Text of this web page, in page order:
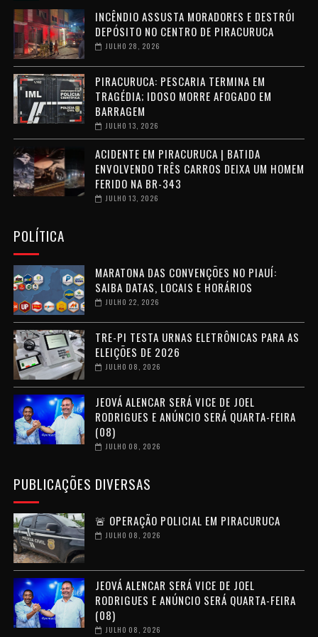
INCÊNDIO ASSUSTA MORADORES E DESTRÓI
DEPÓSITO NO CENTRO DE PIRACURUCA
JULHO 28, 2026
PIRACURUCA: PESCARIA TERMINA EM
TRAGÉDIA; IDOSO MORRE AFOGADO EM
BARRAGEM
JULHO 13, 2026
ACIDENTE EM PIRACURUCA | BATIDA
ENVOLVENDO TRÊS CARROS DEIXA UM HOMEM
FERIDO NA BR-343
JULHO 13, 2026
POLÍTICA
MARATONA DAS CONVENÇÕES NO PIAUÍ:
SAIBA DATAS, LOCAIS E HORÁRIOS
JULHO 22, 2026
TRE-PI TESTA URNAS ELETRÔNICAS PARA AS
ELEIÇÕES DE 2026
JULHO 08, 2026
JEOVÁ ALENCAR SERÁ VICE DE JOEL
RODRIGUES E ANÚNCIO SERÁ QUARTA-FEIRA
(08)
JULHO 08, 2026
PUBLICAÇÕES DIVERSAS
🚨 OPERAÇÃO POLICIAL EM PIRACURUCA
JULHO 08, 2026
JEOVÁ ALENCAR SERÁ VICE DE JOEL
RODRIGUES E ANÚNCIO SERÁ QUARTA-FEIRA
(08)
JULHO 08, 2026